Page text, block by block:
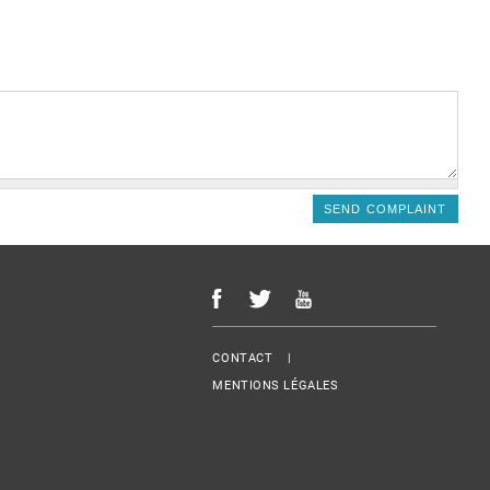
Menu Footer
CONTACT
MENTIONS LÉGALES